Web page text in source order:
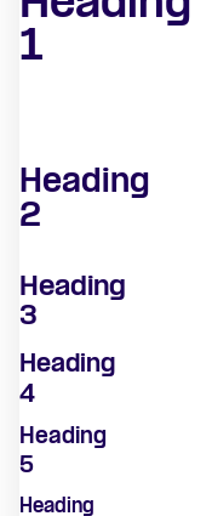
1
Heading
2
Heading
3
Heading
4
Heading
5
Heading